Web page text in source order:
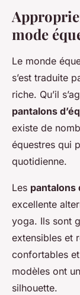
mode
Le monde
s’est traduite
riche. Qu’il
pantalons
existe de
équestres qui
quotidienne.
Les pantalons
excellente
yoga. Ils sont
extensibles et
confortables
modèles ont
silhouette.